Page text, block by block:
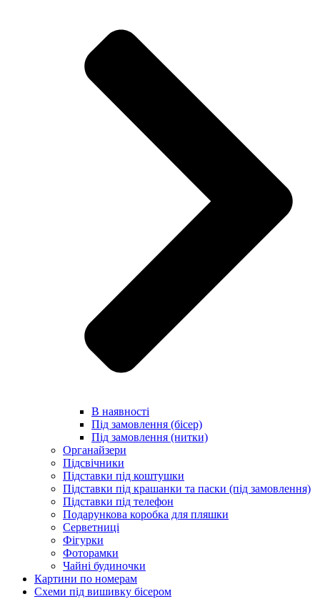
В наявності
Під замовлення (бісер)
Під замовлення (нитки)
Органайзери
Підсвічники
Підставки під коштушки
Підставки під крашанки та паски (під замовлення)
Підставки під телефон
Подарункова коробка для пляшки
Серветниці
Фігурки
Фоторамки
Чайні будиночки
Картини по номерам
Схеми під вишивку бісером